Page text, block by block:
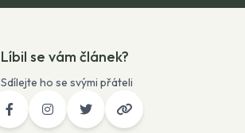
Líbil se vám článek?
Sdílejte ho se svými přáteli